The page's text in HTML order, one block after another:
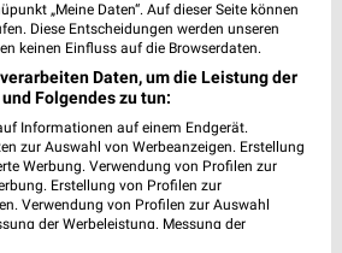
Mannheim
Straße 23
• Angebote: 1 Prospekt
„Meine Daten“. Auf dieser Seite können
Diese Entscheidungen werden unseren
keinen Einfluss auf die Browserdaten.
Daten, um die Leistung der
Folgendes zu tun:
Informationen auf einem Endgerät.
zur Auswahl von Werbeanzeigen. Erstellung
Werbung. Verwendung von Profilen zur
Erstellung von Profilen zur
Verwendung von Profilen zur Auswahl
der Werbeleistung. Messung der